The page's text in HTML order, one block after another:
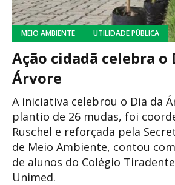
MEIO AMBIENTE UTILIDADE PÚBLICA
Ação cidadã celebra o
Árvore
A iniciativa celebrou o Dia da
plantio de 26 mudas, foi
Ruschel e reforçada pela
de Meio Ambiente, contou
de alunos do Colégio
Unimed.